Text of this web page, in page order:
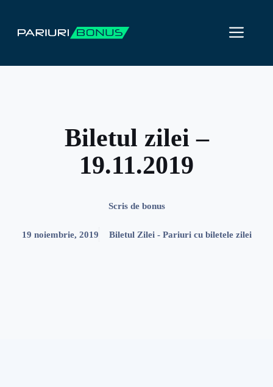
conținut
Biletul zilei –
19.11.2019
Scris de bonus
19 noiembrie, 2019 Biletul Zilei - Pariuri cu biletele zilei